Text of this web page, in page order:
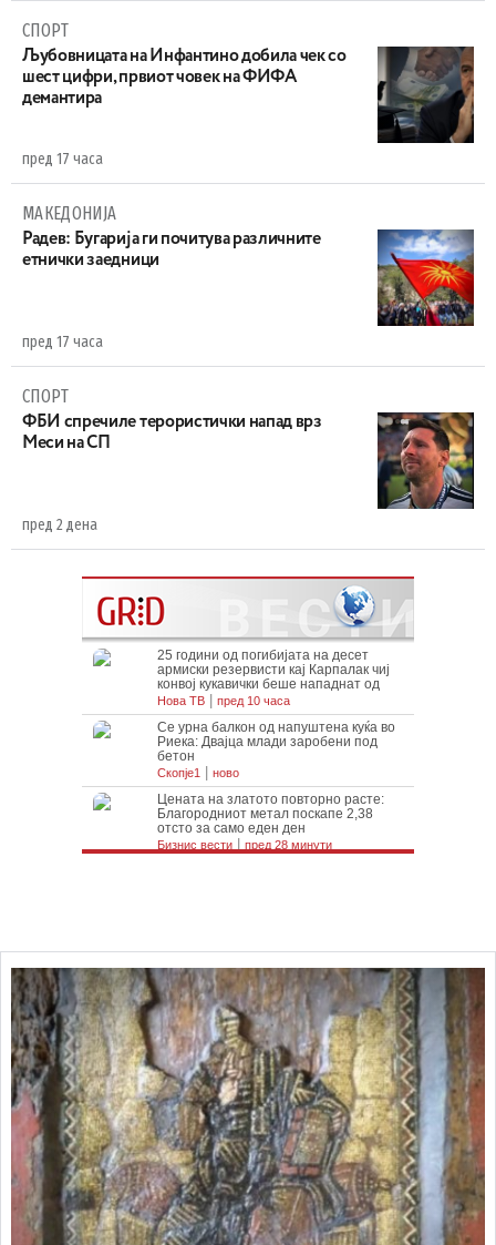
СПОРТ
Љубовницата на Инфантино добила чек со
шест цифри, првиот човек на ФИФА
демантира
пред 17 часа
МАКЕДОНИЈА
Радев: Бугарија ги почитува различните
етнички заедници
пред 17 часа
СПОРТ
ФБИ спречиле терористички напад врз
Меси на СП
пред 2 дена